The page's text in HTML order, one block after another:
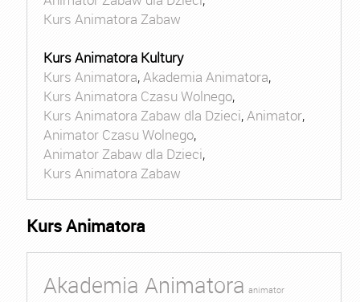
Kurs Animatora Zabaw
Kurs Animatora Kultury
Kurs Animatora,Akademia Animatora,
Kurs Animatora Czasu Wolnego,
Kurs Animatora Zabaw dla Dzieci,Animator,
Animator Czasu Wolnego,
Animator Zabaw dla Dzieci,
Kurs Animatora Zabaw
Kurs Animatora
Akademia Animatora animator